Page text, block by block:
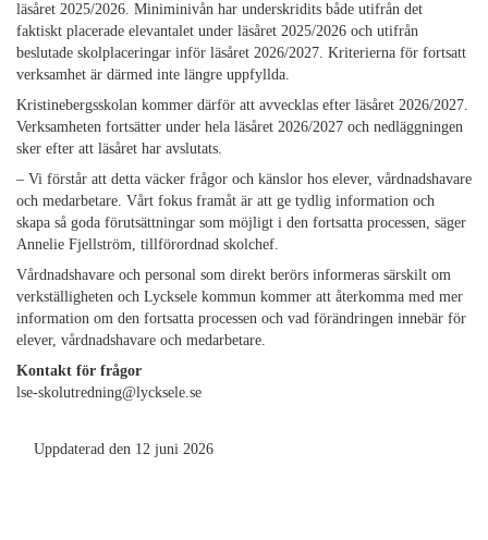
läsåret 2025/2026. Miniminivån har underskridits både utifrån det
faktiskt placerade elevantalet under läsåret 2025/2026 och utifrån
beslutade skolplaceringar inför läsåret 2026/2027. Kriterierna för fortsatt
verksamhet är därmed inte längre uppfyllda.
Kristinebergsskolan kommer därför att avvecklas efter läsåret 2026/2027.
Verksamheten fortsätter under hela läsåret 2026/2027 och nedläggningen
sker efter att läsåret har avslutats.
– Vi förstår att detta väcker frågor och känslor hos elever, vårdnadshavare
och medarbetare. Vårt fokus framåt är att ge tydlig information och
skapa så goda förutsättningar som möjligt i den fortsatta processen, säger
Annelie Fjellström, tillförordnad skolchef.
Vårdnadshavare och personal som direkt berörs informeras särskilt om
verkställigheten och Lycksele kommun kommer att återkomma med mer
information om den fortsatta processen och vad förändringen innebär för
elever, vårdnadshavare och medarbetare.
Kontakt för frågor
lse-skolutredning@lycksele.se
Uppdaterad den 12 juni 2026